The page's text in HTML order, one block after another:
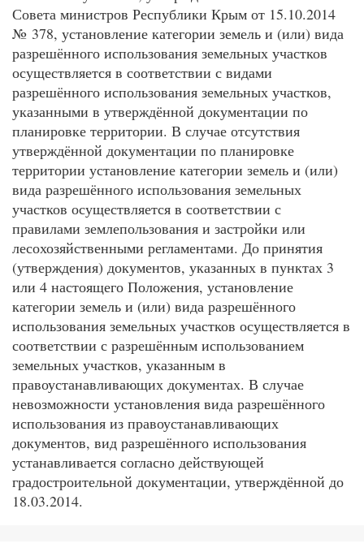
Совета министров Республики Крым от 15.10.2014
№ 378, установление категории земель и (или) вида
разрешённого использования земельных участков
осуществляется в соответствии с видами
разрешённого использования земельных участков,
указанными в утверждённой документации по
планировке территории. В случае отсутствия
утверждённой документации по планировке
территории установление категории земель и (или)
вида разрешённого использования земельных
участков осуществляется в соответствии с
правилами землепользования и застройки или
лесохозяйственными регламентами. До принятия
(утверждения) документов, указанных в пунктах 3
или 4 настоящего Положения, установление
категории земель и (или) вида разрешённого
использования земельных участков осуществляется в
соответствии с разрешённым использованием
земельных участков, указанным в
правоустанавливающих документах. В случае
невозможности установления вида разрешённого
использования из правоустанавливающих
документов, вид разрешённого использования
устанавливается согласно действующей
градостроительной документации, утверждённой до
18.03.2014.